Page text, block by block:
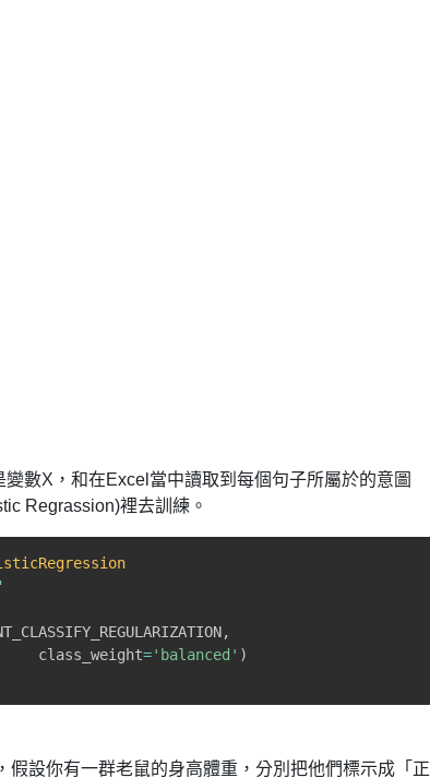
數X，和在Excel當中讀取到每個句子所屬於的意圖
Regrassion)裡去訓練。
,
class_weight
='balanced' )
設你有一群老鼠的身高體重，分別把他們標示成「正